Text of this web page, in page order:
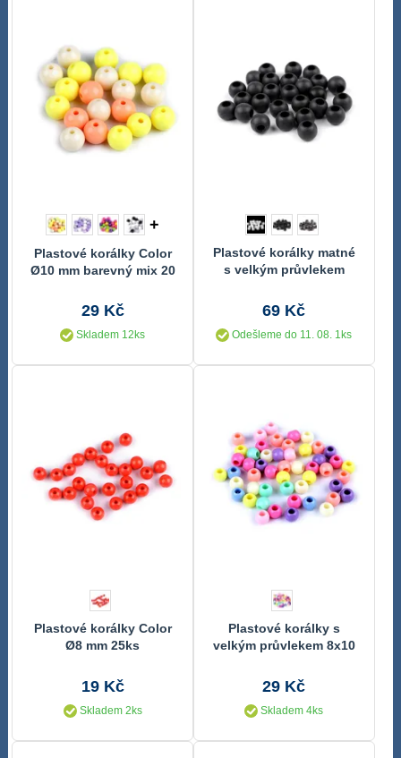
+
Plastové korálky Color
Ø10 mm barevný mix 20
29 Kč
Skladem 12ks
Plastové korálky matné
s velkým průvlekem
69 Kč
Odešleme do 11. 08. 1ks
Plastové korálky Color
Ø8 mm 25ks
19 Kč
Skladem 2ks
Plastové korálky s
velkým průvlekem 8x10
29 Kč
Skladem 4ks